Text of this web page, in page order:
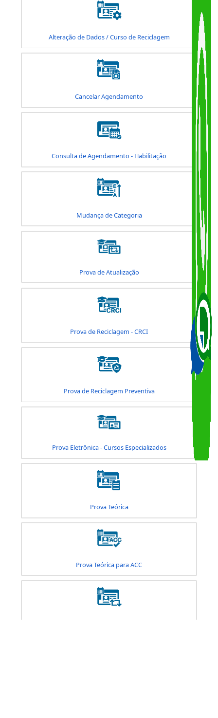
2ª Via da Habilitação
Adição de Categoria
Alteração de Dados / Curso de Reciclagem
Cancelar Agendamento
Consulta de Agendamento - Habilitação
Mudança de Categoria
Prova de Atualização
Prova de Reciclagem - CRCI
Prova de Reciclagem Preventiva